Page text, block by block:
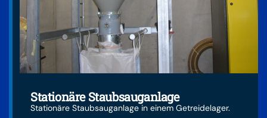
Stationäre Staubsauganlage
Stationäre Staubsauganlage in einem Getreidelager.